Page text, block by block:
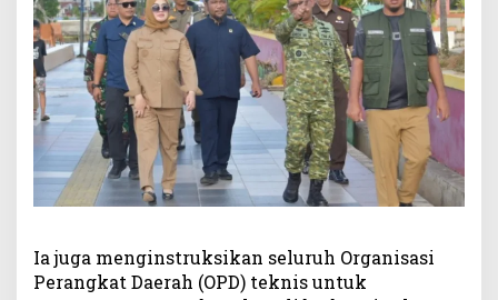
Ia juga menginstruksikan seluruh Organisasi
Perangkat Daerah (OPD) teknis untuk